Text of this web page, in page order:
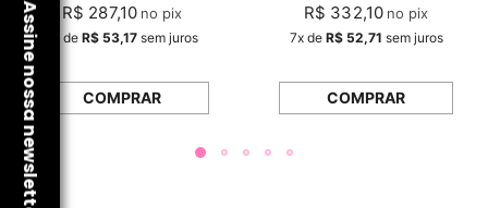
R$ 287,10 no pix
de R$ 53,17 sem juros
COMPRAR
R$ 332,10 no pix
7xde R$ 52,71 sem juros
COMPRAR